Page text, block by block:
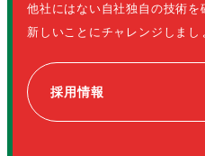
他社にはない自社独自の技術を
新しいことにチャレンジしまし
採用情報